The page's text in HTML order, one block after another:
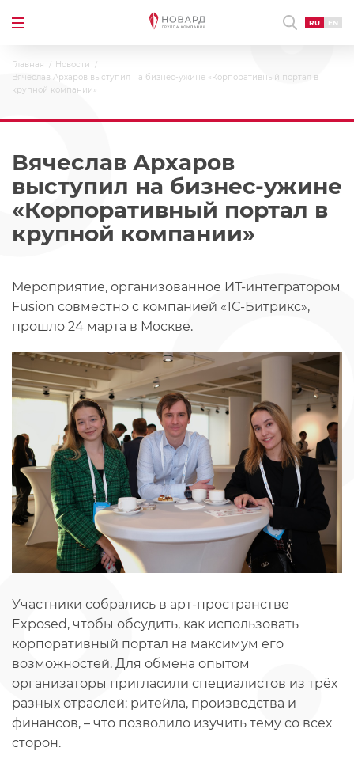
RU EN
Главная
Новости
Вячеслав Архаров выступил на бизнес-ужине «Корпоративный портал в
крупной компании»
Вячеслав Архаров
выступил на бизнес-ужине
«Корпоративный портал в
крупной компании»
Мероприятие, организованное ИТ-интегратором
Fusion совместно с компанией «1С-Битрикс»,
прошло 24 марта в Москве.
Участники собрались в арт-пространстве
Exposed, чтобы обсудить, как использовать
корпоративный портал на максимум его
возможностей. Для обмена опытом
организаторы пригласили специалистов из трёх
разных отраслей: ритейла, производства и
финансов, – что позволило изучить тему со всех
сторон.